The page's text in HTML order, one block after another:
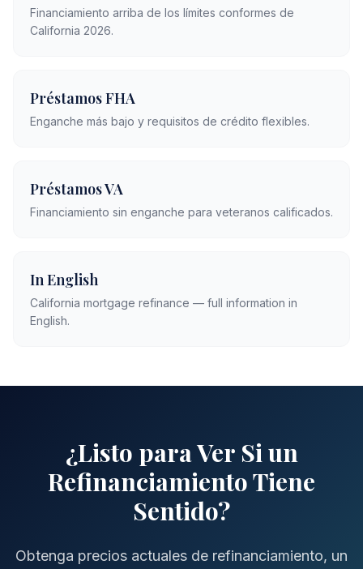
Financiamiento arriba de los límites conformes de
California 2026.
Préstamos FHA
Enganche más bajo y requisitos de crédito flexibles.
Préstamos VA
Financiamiento sin enganche para veteranos calificados.
In English
California mortgage refinance — full information in
English.
¿Listo para Ver Si un
Refinanciamiento Tiene
Sentido?
Obtenga precios actuales de refinanciamiento, un